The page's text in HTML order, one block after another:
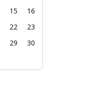
15
16
22
23
29
30